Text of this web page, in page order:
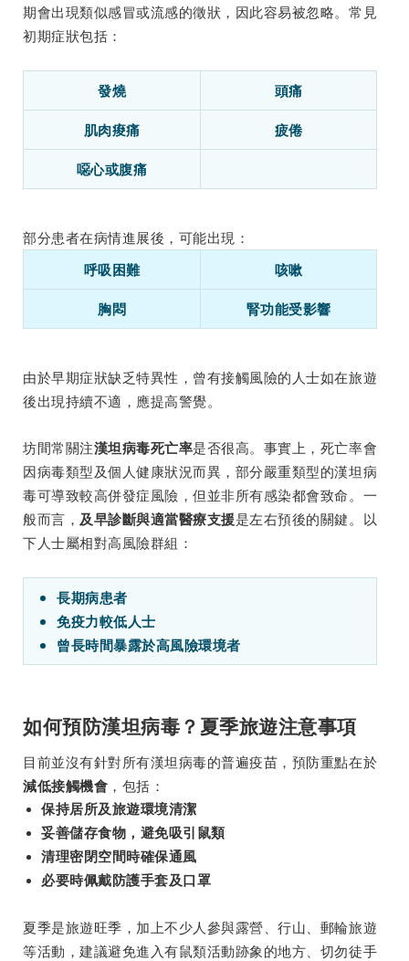
期會出現類似感冒或流感的徵狀，因此容易被忽略。常見
初期症狀包括：
發燒 頭痛
肌肉痠痛 疲倦
噁心或腹痛
部分患者在病情進展後，可能出現：
呼吸困難
咳嗽
胸悶 腎功能受影響
由於早期症狀缺乏特異性，曾有接觸風險的人士如在旅遊
後出現持續不適，應提高警覺。
坊間常關注漢坦病毒死亡率是否很高。事實上，死亡率會
因病毒類型及個人健康狀況而異，部分嚴重類型的漢坦病
毒可導致較高併發症風險，但並非所有感染都會致命。一
般而言， 及早診斷與適當醫療支援是左右預後的關鍵。以
下人士屬相對高風險群組：
長期病患者
免疫力較低人士
曾長時間暴露於高風險環境者
如何預防漢坦病毒？夏季旅遊注意事項
目前並沒有針對所有漢坦病毒的普遍疫苗，預防重點在於
減低接觸機會 ，包括：
保持居所及旅遊環境清潔
妥善儲存食物，避免吸引鼠類
清理密閉空間時確保通風
必要時佩戴防護手套及口罩
夏季是旅遊旺季，加上不少人參與露營、行山、郵輪旅遊
等活動，建議避免進入有鼠類活動跡象的地方、切勿徒手